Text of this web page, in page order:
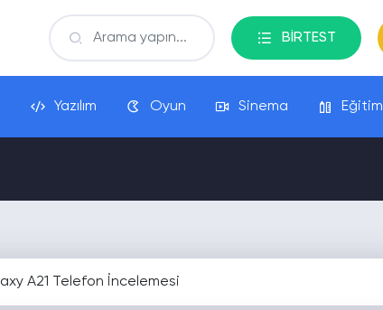
BİRTEST
Yazılım Oyun Sinema Eğitim
A21 Telefon İncelemesi